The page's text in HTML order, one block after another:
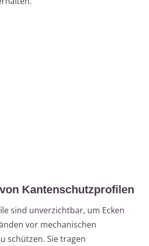
Kantenschutzprofilen
sind unverzichtbar, um Ecken
vor mechanischen
schützen. Sie tragen